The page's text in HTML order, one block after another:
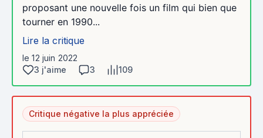
proposant une nouvelle fois un film qui bien que
tourner en 1990...
Lire la critique
le 12 juin 2022
3 j'aime
3 109
Critique négative la plus appréciée